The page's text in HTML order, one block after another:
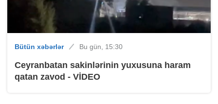
Bütün xəbərlər Bu gün, 15:30
Ceyranbatan sakinlərinin yuxusuna haram
qatan zavod - VİDEO